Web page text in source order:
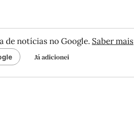
de notícias no Google. Saber mais
Já adicionei